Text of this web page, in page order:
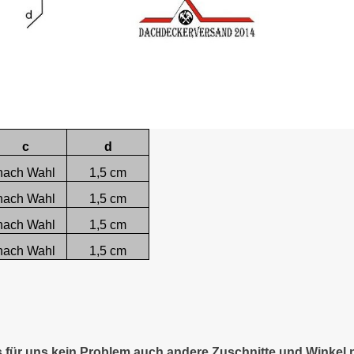
c
d
Wahl
1,5 cm
Wahl
1,5 cm
Wahl
1,5 cm
Wahl 1,5 cm